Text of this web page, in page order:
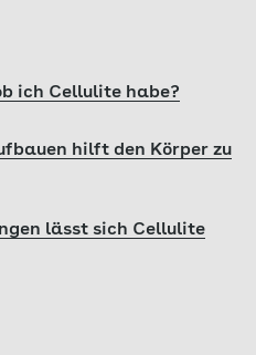
ich Cellulite habe?
hilft den Körper zu
lässt sich Cellulite